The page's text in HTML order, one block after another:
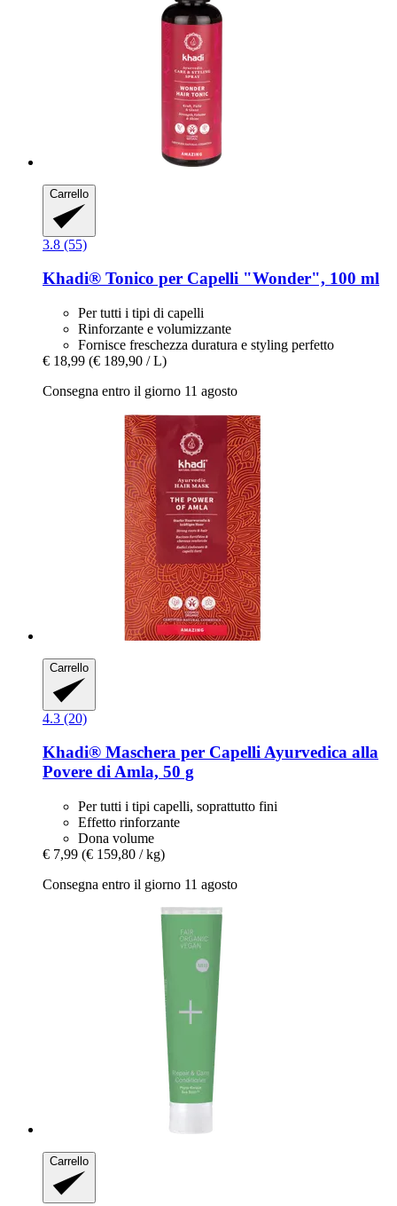
Carrello
3.8 (55)
Khadi® Tonico per Capelli "Wonder", 100 ml
Per tutti i tipi di capelli
Rinforzante e volumizzante
Fornisce freschezza duratura e styling perfetto
€ 18,99 (€ 189,90 / L)
Consegna entro il giorno 11 agosto
Carrello
4.3 (20)
Khadi® Maschera per Capelli Ayurvedica alla
Povere di Amla, 50 g
Per tutti i tipi capelli, soprattutto fini
Effetto rinforzante
Dona volume
€ 7,99 (€ 159,80 / kg)
Consegna entro il giorno 11 agosto
Carrello